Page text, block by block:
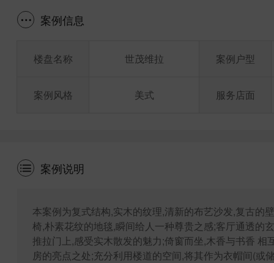
案例信息
楼盘名称
案例风格
世茂维拉
美式
案例户型
服务店面
案例说明
本案例为复式结构,实木的纹理,清新的布艺沙发,复古的
椅,朴素花纹的地毯,瞬间给人一种尊贵之感;客厅通透的
推拉门上,感受实木散发的魅力;倚窗而坐,木香与书香
房的亮点之处;充分利用楼道的空间,将其作为衣帽间(或